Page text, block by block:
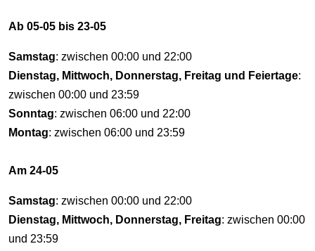
Ab 05-05 bis 23-05
Samstag: zwischen 00:00 und 22:00
Dienstag, Mittwoch, Donnerstag, Freitag und Feiertage:
zwischen 00:00 und 23:59
Sonntag: zwischen 06:00 und 22:00
Montag: zwischen 06:00 und 23:59
Am 24-05
Samstag: zwischen 00:00 und 22:00
Dienstag, Mittwoch, Donnerstag, Freitag: zwischen 00:00
und 23:59